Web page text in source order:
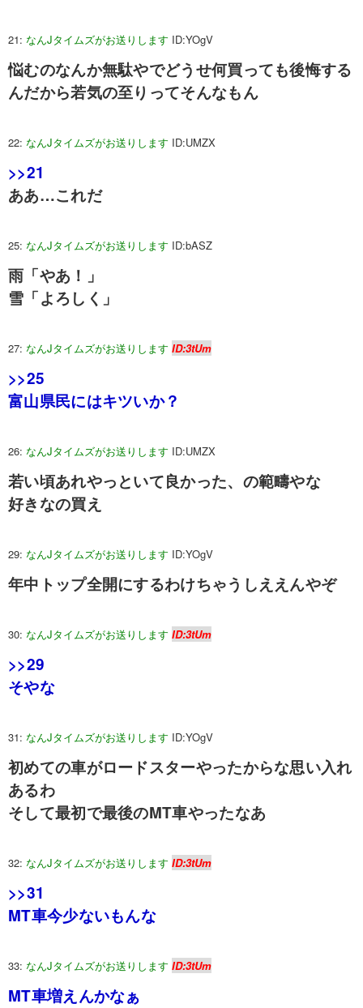
21: なんJタイムズがお送りします ID:YOgV
悩むのなんか無駄やでどうせ何買っても後悔する
んだから若気の至りってそんなもん
22: なんJタイムズがお送りします ID:UMZX
>>21
ああ…これだ
25: なんJタイムズがお送りします ID:bASZ
雨「やあ！」
雪「よろしく」
27: なんJタイムズがお送りします ID:3tUm
>>25
富山県民にはキツいか？
26: なんJタイムズがお送りします ID:UMZX
若い頃あれやっといて良かった、の範疇やな
好きなの買え
29: なんJタイムズがお送りします ID:YOgV
年中トップ全開にするわけちゃうしええんやぞ
30: なんJタイムズがお送りします ID:3tUm
>>29
そやな
31: なんJタイムズがお送りします ID:YOgV
初めての車がロードスターやったからな思い入れ
あるわ
そして最初で最後のMT車やったなあ
32: なんJタイムズがお送りします ID:3tUm
>>31
MT車今少ないもんな
33: なんJタイムズがお送りします ID:3tUm
MT車増えんかなぁ